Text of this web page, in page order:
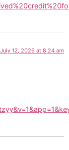
July 12, 2026 at 8:24 am